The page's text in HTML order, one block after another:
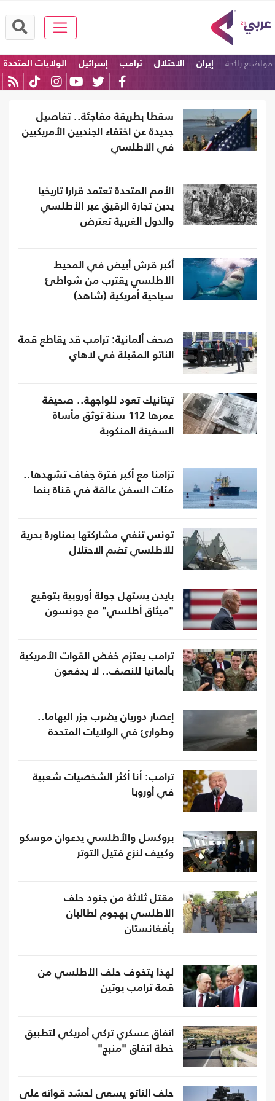
مواضيع رائجة إيران الاحتلال ترامب إسرائيل
الولايات المتحدة
سقطا بطريقة مفاجئة.. تفاصيل
جديدة عن اختفاء الجنديين الأمريكيين
في الأطلسي
الأمم المتحدة تعتمد قرارا تاريخيا
يدين تجارة الرقيق عبر الأطلسي
والدول الغربية تعترض
أكبر قرش أبيض في المحيط
الأطلسي يقترب من شواطئ
سياحية أمريكية (شاهد)
صحف ألمانية: ترامب قد يقاطع قمة
الناتو المقبلة في لاهاي
تيتانيك تعود للواجهة.. صحيفة
عمرها 112 سنة توثق مأساة
السفينة المنكوبة
تزامنا مع أكبر فترة جفاف تشهدها..
مئات السفن عالقة في قناة بنما
تونس تنفي مشاركتها بمناورة بحرية
للأطلسي تضم الاحتلال
بايدن يستهل جولة أوروبية بتوقيع
"ميثاق أطلسي" مع جونسون
ترامب يعتزم خفض القوات الأمريكية
بألمانيا للنصف.. لا يدفعون
إعصار دوريان يضرب جزر البهاما..
وطوارئ في الولايات المتحدة
ترامب: أنا أكثر الشخصيات شعبية
في أوروبا
بروكسل والأطلسي يدعوان موسكو
وكييف لنزع فتيل التوتر
مقتل ثلاثة من جنود حلف
الأطلسي بهجوم لطالبان
بأفغانستان
لهذا يتخوف حلف الأطلسي من
قمة ترامب بوتين
اتفاق عسكري تركي أمريكي لتطبيق
خطة اتفاق "منبج"
حلف الناتو يسعى لحشد قواته على